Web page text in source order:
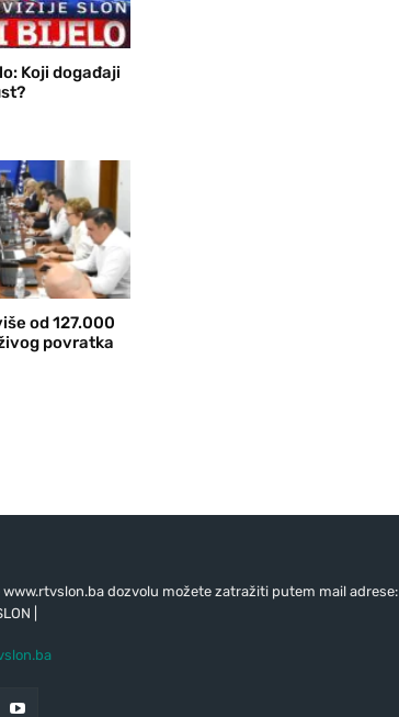
Koji događaji
od 127.000
povratka
dozvolu možete zatražiti putem mail adrese:
|